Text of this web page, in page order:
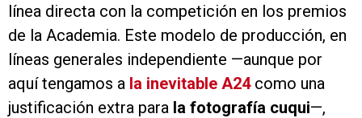
línea directa con la competición en los premios
de la Academia. Este modelo de producción, en
líneas generales independiente —aunque por
aquí tengamos a la inevitable A24como una
justificación extra para la fotografía cuqui—,